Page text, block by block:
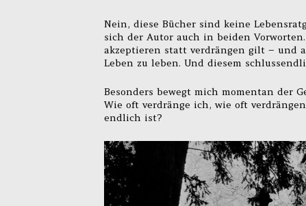
Nein, diese Bücher sind keine
sich der Autor auch in beiden
akzeptieren statt verdrängen gilt – und
Leben zu leben. Und diesem
Besonders bewegt mich momentan der
Wie oft verdränge ich, wie oft
endlich ist?